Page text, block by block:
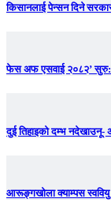
किसानलाई पेन्सन दिने
फेस अफ एसवाई २०८२’ सुरु:
दुई तिहाइको दम्भ नदेखाउनू-
आरूङ्गखोला क्याम्पस स्ववियु